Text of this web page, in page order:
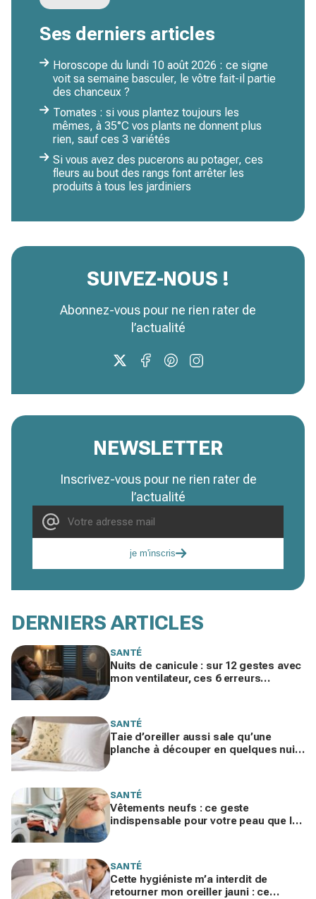
Ses derniers articles
Horoscope du lundi 10 août 2026 : ce signe
voit sa semaine basculer, le vôtre fait-il partie
des chanceux ?
Tomates : si vous plantez toujours les
mêmes, à 35°C vos plants ne donnent plus
rien, sauf ces 3 variétés
Si vous avez des pucerons au potager, ces
fleurs au bout des rangs font arrêter les
produits à tous les jardiniers
SUIVEZ-NOUS !
Abonnez-vous pour ne rien rater de
l’actualité
NEWSLETTER
Inscrivez-vous pour ne rien rater de
l’actualité
je m'inscris
DERNIERS ARTICLES
SANTÉ
Nuits de canicule : sur 12 gestes avec
mon ventilateur, ces 6 erreurs
SANTÉ
Taie d’oreiller aussi sale qu’une
planche à découper en quelques nuits
SANTÉ
Vêtements neufs : ce geste
indispensable pour votre peau que les
SANTÉ
Cette hygiéniste m’a interdit de
retourner mon oreiller jauni : ce